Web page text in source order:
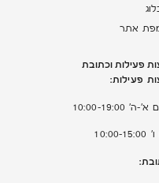
אתר
פעילות וכתובת
פעילות:
ה’ 10:00-19:00
15:00